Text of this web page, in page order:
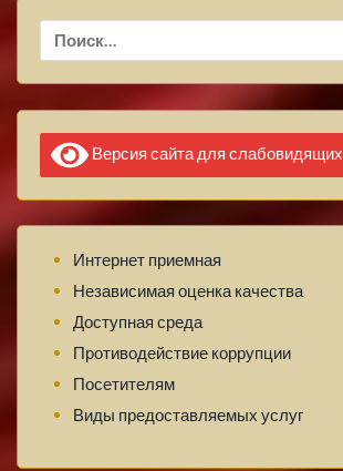
Найти:
Версия сайта для слабовидящих
Интернет приемная
Независимая оценка качества
Доступная среда
Противодействие коррупции
Посетителям
Виды предоставляемых услуг